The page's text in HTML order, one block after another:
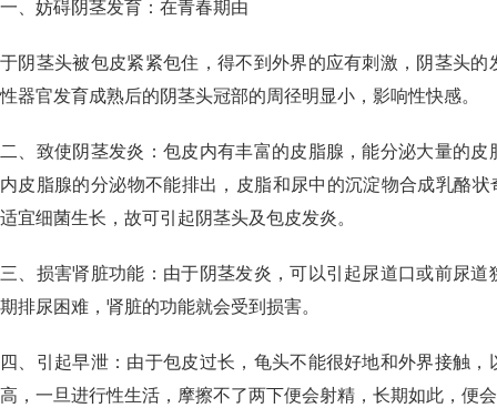
一、妨碍阴茎发育：在青春期由
于阴茎头被包皮紧紧包住，得不到外界的应有刺激，阴茎头的
性器官发育成熟后的阴茎头冠部的周径明显小，影响性快感。
二、致使阴茎发炎：包皮内有丰富的皮脂腺，能分泌大量的皮
内皮脂腺的分泌物不能排出，皮脂和尿中的沉淀物合成乳酪状
适宜细菌生长，故可引起阴茎头及包皮发炎。
三、损害肾脏功能：由于阴茎发炎，可以引起尿道口或前尿道
期排尿困难，肾脏的功能就会受到损害。
四、引起早泄：由于包皮过长，龟头不能很好地和外界接触
高，一旦进行性生活，摩擦不了两下便会射精，长期如此，便